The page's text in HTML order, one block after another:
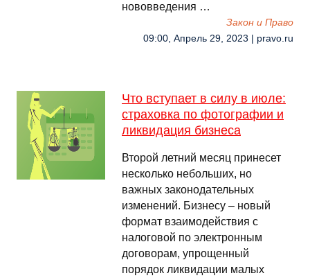
нововведения …
Закон и Право
09:00, Апрель 29, 2023 | pravo.ru
Что вступает в силу в июле:
страховка по фотографии и
ликвидация бизнеса
Второй летний месяц принесет
несколько небольших, но
важных законодательных
изменений. Бизнесу – новый
формат взаимодействия с
налоговой по электронным
договорам, упрощенный
порядок ликвидации малых